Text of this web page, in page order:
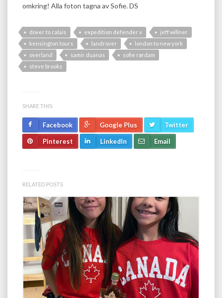
omkring! Alla foton tagna av Sofie. DS
dover to calais expedition defender x
jeff willner
kensington tours
landrover
london to new york
overland
samir duanas
sofie rørdam
steve brooks
SHARE THIS:
Facebook Google Plus Twitter
Pinterest LinkedIn Email
RELATED POSTS